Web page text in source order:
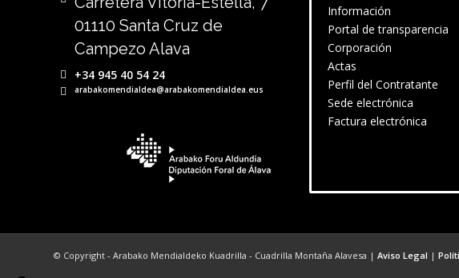
01110 Santa Cruz de
Campezo Alava
+34 945 40 54 24
arabakomendialdea@arabakomendialdea.eus
Información
Portal de transparencia
Corporación
Actas
Perfil del Contratante
Sede electrónica
Factura electrónica
© Copyright - Arabako Mendialdeko Kuadrilla - Cuadrilla Montaña Alavesa | Aviso Legal |